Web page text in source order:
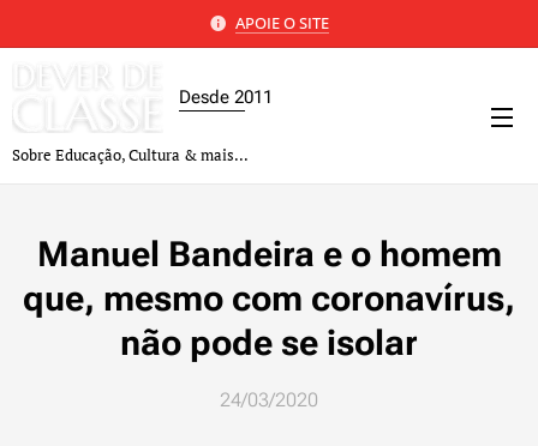
APOIE O SITE
Desde 2011
Sobre Educação, Cultura & mais...
Manuel Bandeira e o homem
que, mesmo com coronavírus,
não pode se isolar
24/03/2020